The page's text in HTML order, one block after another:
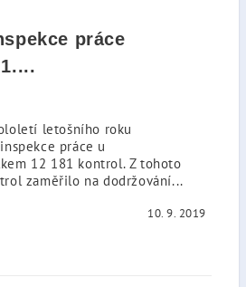
práce
letošního roku
práce u
12 181 kontrol. Z tohoto
zaměřilo na dodržování...
10. 9. 2019